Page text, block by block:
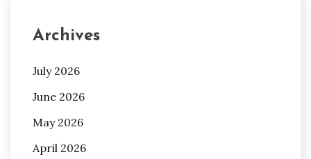
Archives
July 2026
June 2026
May 2026
April 2026